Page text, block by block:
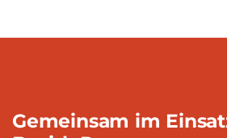
Gemeinsam im